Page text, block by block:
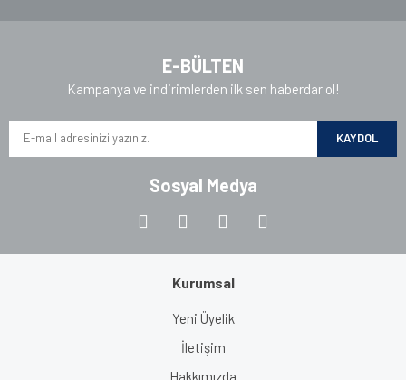
E-BÜLTEN
Kampanya ve indirimlerden ilk sen haberdar ol!
KAYDOL
Sosyal Medya
Kurumsal
Yeni Üyelik
İletişim
Hakkımızda